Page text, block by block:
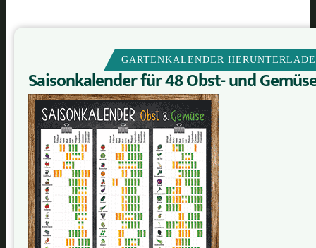
GARTENKALENDER
Saisonkalender für 48 Obst- und